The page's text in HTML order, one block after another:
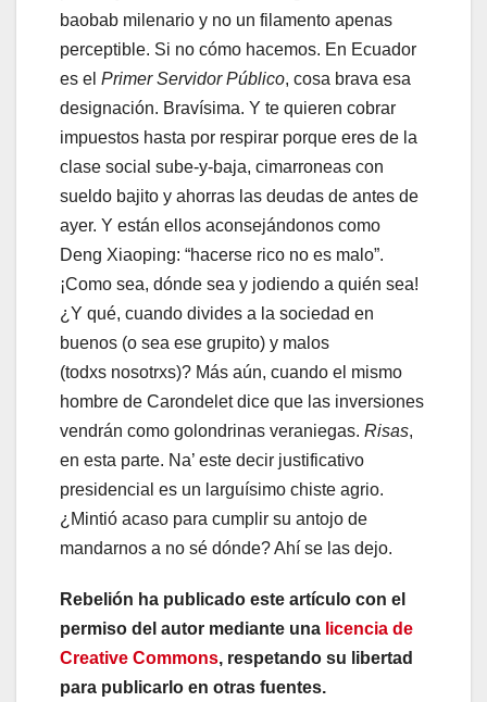
baobab milenario y no un filamento apenas
perceptible. Si no cómo hacemos. En Ecuador
es el Primer Servidor Público, cosa brava esa
designación. Bravísima. Y te quieren cobrar
impuestos hasta por respirar porque eres de la
clase social sube-y-baja, cimarroneas con
sueldo bajito y ahorras las deudas de antes de
ayer. Y están ellos aconsejándonos como
Deng Xiaoping: “hacerse rico no es malo”.
¡Como sea, dónde sea y jodiendo a quién sea!
¿Y qué, cuando divides a la sociedad en
buenos (o sea ese grupito) y malos
(todxs nosotrxs)? Más aún, cuando el mismo
hombre de Carondelet dice que las inversiones
vendrán como golondrinas veraniegas. Risas,
en esta parte. Na’ este decir justificativo
presidencial es un larguísimo chiste agrio.
¿Mintió acaso para cumplir su antojo de
mandarnos a no sé dónde? Ahí se las dejo.
Rebelión ha publicado este artículo con el
permiso del autor mediante una licencia de
Creative Commons, respetando su libertad
para publicarlo en otras fuentes.